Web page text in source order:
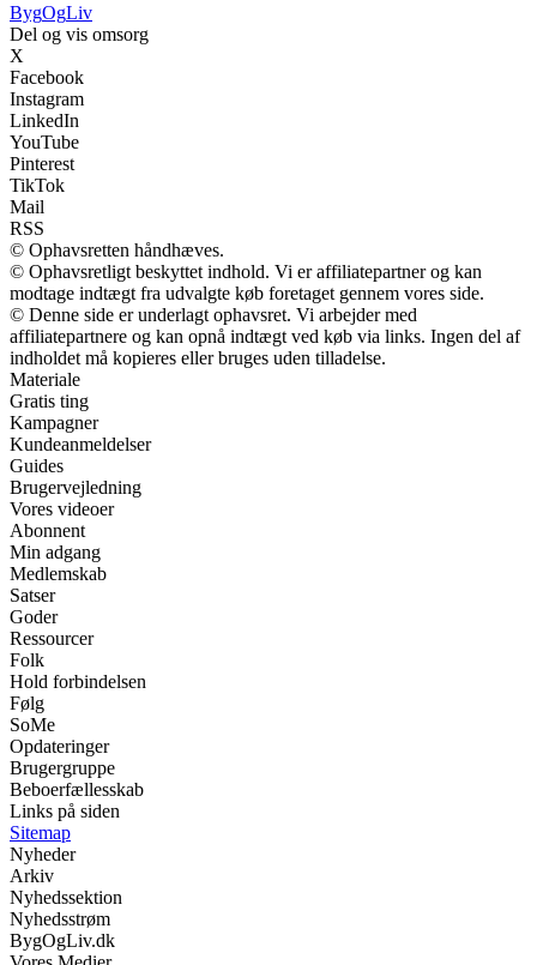
BygOgLiv
Del og vis omsorg
X
Facebook
Instagram
LinkedIn
YouTube
Pinterest
TikTok
Mail
RSS
© Ophavsretten håndhæves.
© Ophavsretligt beskyttet indhold. Vi er affiliatepartner og kan
modtage indtægt fra udvalgte køb foretaget gennem vores side.
© Denne side er underlagt ophavsret. Vi arbejder med
affiliatepartnere og kan opnå indtægt ved køb via links. Ingen del af
indholdet må kopieres eller bruges uden tilladelse.
Materiale
Gratis ting
Kampagner
Kundeanmeldelser
Guides
Brugervejledning
Vores videoer
Abonnent
Min adgang
Medlemskab
Satser
Goder
Ressourcer
Folk
Hold forbindelsen
Følg
SoMe
Opdateringer
Brugergruppe
Beboerfællesskab
Links på siden
Sitemap
Nyheder
Arkiv
Nyhedssektion
Nyhedsstrøm
BygOgLiv.dk